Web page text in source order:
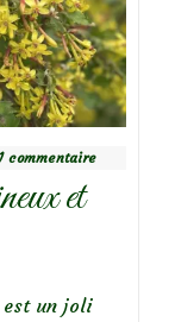
1 commentaire
et
est un joli